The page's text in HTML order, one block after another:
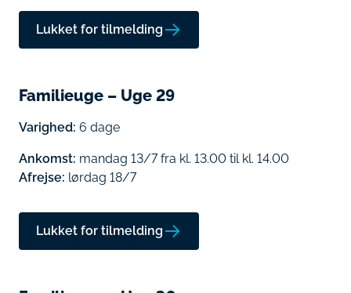
Lukket for tilmelding
Familieuge – Uge 29
Varighed: 6 dage
Ankomst: mandag 13/7 fra kl. 13.00 til kl. 14.00
Afrejse: lørdag 18/7
Lukket for tilmelding